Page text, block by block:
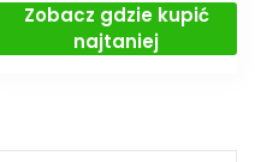
Zobacz gdzie kupić
najtaniej